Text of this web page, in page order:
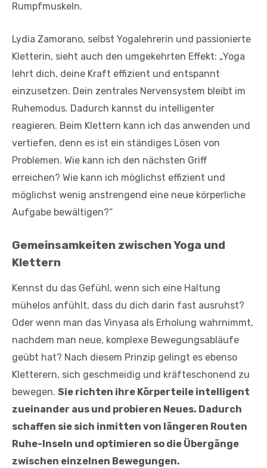
Rumpfmuskeln.
Lydia Zamorano, selbst Yogalehrerin und passionierte
Kletterin, sieht auch den umgekehrten Effekt: „Yoga
lehrt dich, deine Kraft effizient und entspannt
einzusetzen. Dein zentrales Nervensystem bleibt im
Ruhemodus. Dadurch kannst du intelligenter
reagieren. Beim Klettern kann ich das anwenden und
vertiefen, denn es ist ein ständiges Lösen von
Problemen. Wie kann ich den nächsten Griff
erreichen? Wie kann ich möglichst effizient und
möglichst wenig anstrengend eine neue körperliche
Aufgabe bewältigen?“
Gemeinsamkeiten zwischen Yoga und
Klettern
Kennst du das Gefühl, wenn sich eine Haltung
mühelos anfühlt, dass du dich darin fast ausruhst?
Oder wenn man das Vinyasa als Erholung wahrnimmt,
nachdem man neue, komplexe Bewegungsabläufe
geübt hat? Nach diesem Prinzip gelingt es ebenso
Kletterern, sich geschmeidig und kräfteschonend zu
bewegen. Sie richten ihre Körperteile intelligent
zueinander aus und probieren Neues. Dadurch
schaffen sie sich inmitten von längeren Routen
Ruhe-Inseln und optimieren so die Übergänge
zwischen einzelnen Bewegungen.